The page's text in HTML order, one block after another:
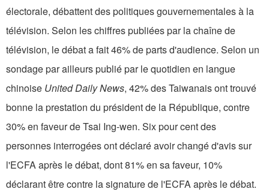
électorale, débattent des politiques gouvernementales à la
télévision. Selon les chiffres publiées par la chaîne de
télévision, le débat a fait 46% de parts d'audience. Selon un
sondage par ailleurs publié par le quotidien en langue
chinoise United Daily News, 42% des Taiwanais ont trouvé
bonne la prestation du président de la République, contre
30% en faveur de Tsai Ing-wen. Six pour cent des
personnes interrogées ont déclaré avoir changé d'avis sur
l'ECFA après le débat, dont 81% en sa faveur, 10%
déclarant être contre la signature de l'ECFA après le débat.